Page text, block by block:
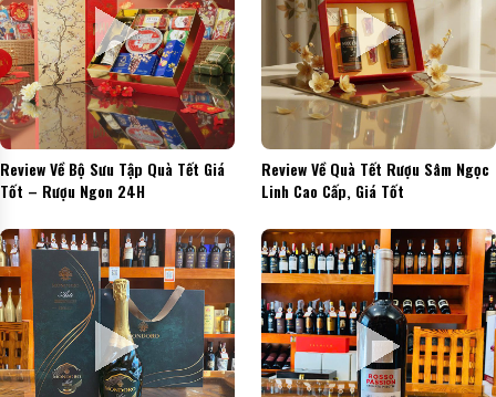
Review Về Bộ Sưu Tập Quà Tết Giá
Tốt – Rượu Ngon 24H
Review Về Quà Tết Rượu Sâm Ngọc
Linh Cao Cấp, Giá Tốt